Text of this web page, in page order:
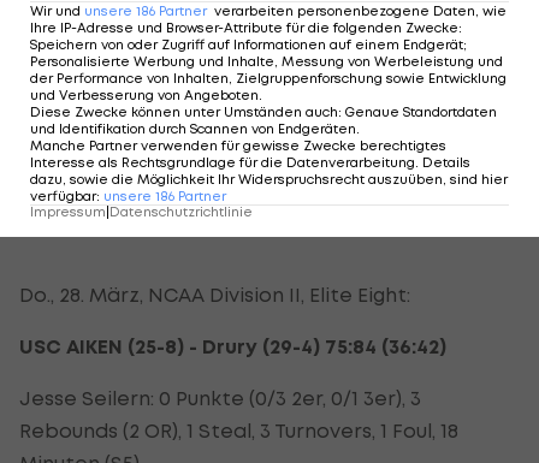
23. August 1990
Guard (Junior)
1,90 m
NCAA Division II
Do., 28. März, NCAA Division II, Elite Eight:
USC AIKEN (25-8) - Drury (29-4) 75:84 (36:42)
Jesse Seilern: 0 Punkte (0/3 2er, 0/1 3er), 3
Rebounds (2 OR), 1 Steal, 3 Turnovers, 1 Foul, 18
Wir und unsere 186 Partner verarbeiten personenbezogene Daten, wie
Ihre IP-Adresse und Browser-Attribute für die folgenden Zwecke:
Speichern von oder Zugriff auf Informationen auf einem Endgerät;
Personalisierte Werbung und Inhalte, Messung von Werbeleistung und
der Performance von Inhalten, Zielgruppenforschung sowie Entwicklung
und Verbesserung von Angeboten
Diese Zwecke können unter Umständen auch: Genaue Standortdaten
und Identifikation durch Scannen von Endgeräten
Manche Partner verwenden für gewisse Zwecke berechtigtes
Interesse als Rechtsgrundlage für die Datenverarbeitung. Details
dazu, sowie die Möglichkeit Ihr Widerspruchsrecht auszuüben, sind hier
verfügbar: unsere 186 Partner
Impressum|Datenschutzrichtlinie